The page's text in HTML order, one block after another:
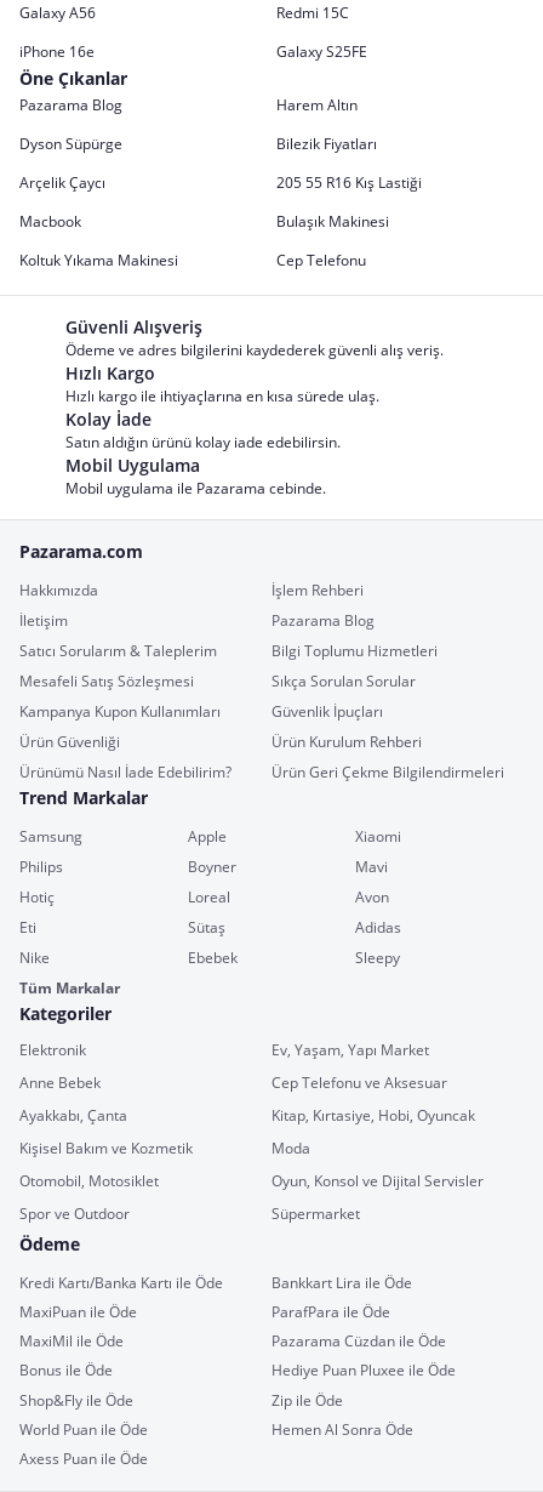
Galaxy A56
Redmi 15C
iPhone 16e
Galaxy S25FE
Öne Çıkanlar
Pazarama Blog
Harem Altın
Dyson Süpürge
Bilezik Fiyatları
Arçelik Çaycı
205 55 R16 Kış Lastiği
Macbook
Bulaşık Makinesi
Koltuk Yıkama Makinesi
Cep Telefonu
Güvenli Alışveriş
Ödeme ve adres bilgilerini kaydederek güvenli alış veriş.
Hızlı Kargo
Hızlı kargo ile ihtiyaçlarına en kısa sürede ulaş.
Kolay İade
Satın aldığın ürünü kolay iade edebilirsin.
Mobil Uygulama
Mobil uygulama ile Pazarama cebinde.
Pazarama.com
Hakkımızda
İşlem Rehberi
İletişim
Pazarama Blog
Satıcı Sorularım & Taleplerim
Bilgi Toplumu Hizmetleri
Mesafeli Satış Sözleşmesi
Sıkça Sorulan Sorular
Kampanya Kupon Kullanımları
Güvenlik İpuçları
Ürün Güvenliği
Ürün Kurulum Rehberi
Ürünümü Nasıl İade Edebilirim?
Ürün Geri Çekme Bilgilendirmeleri
Trend Markalar
Samsung Apple
Xiaomi
Philips
Boyner
Mavi
Hotiç
Loreal
Avon
Eti
Sütaş
Adidas
Nike
Ebebek
Sleepy
Tüm Markalar
Kategoriler
Elektronik
Ev, Yaşam, Yapı Market
Anne Bebek
Cep Telefonu ve Aksesuar
Ayakkabı, Çanta
Kitap, Kırtasiye, Hobi, Oyuncak
Kişisel Bakım ve Kozmetik
Moda
Otomobil, Motosiklet
Oyun, Konsol ve Dijital Servisler
Spor ve Outdoor
Süpermarket
Ödeme
Kredi Kartı/Banka Kartı ile Öde
Bankkart Lira ile Öde
MaxiPuan ile Öde
ParafPara ile Öde
MaxiMil ile Öde
Pazarama Cüzdan ile Öde
Bonus ile Öde
Hediye Puan Pluxee ile Öde
Shop&Fly ile Öde
Zip ile Öde
World Puan ile Öde
Hemen Al Sonra Öde
Axess Puan ile Öde